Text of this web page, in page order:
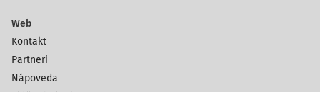
Web
Kontakt
Partneri
Nápoveda